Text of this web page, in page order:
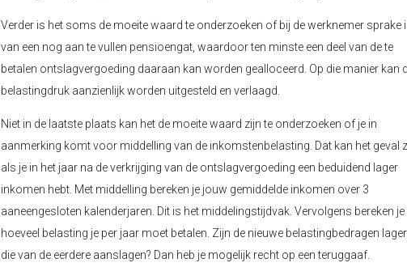
Verder is het soms de moeite waard te onderzoeken of bij de werknemer sprake
van een nog aan te vullen pensioengat, waardoor ten minste een deel van de te
betalen ontslagvergoeding daaraan kan worden gealloceerd. Op die manier kan
belastingdruk aanzienlijk worden uitgesteld en verlaagd.
Niet in de laatste plaats kan het de moeite waard zijn te onderzoeken of je in
aanmerking komt voor middelling van de inkomstenbelasting. Dat kan het geval
als je in het jaar na de verkrijging van de ontslagvergoeding een beduidend lager
inkomen hebt. Met middelling bereken je jouw gemiddelde inkomen over 3
aaneengesloten kalenderjaren. Dit is het middelingstijdvak. Vervolgens bereken je
hoeveel belasting je per jaar moet betalen. Zijn de nieuwe belastingbedragen
die van de eerdere aanslagen? Dan heb je mogelijk recht op een teruggaaf.